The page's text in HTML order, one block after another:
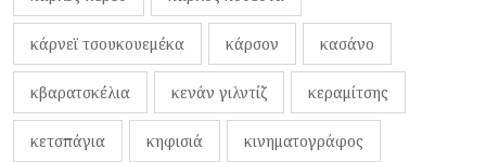
κάρνεϊ τσουκουεμέκα κάρσον κασάνο
κβαρατσκέλια κενάν γιλντίζ κεραμίτσης
κετσπάγια κηφισιά κινηματογράφος